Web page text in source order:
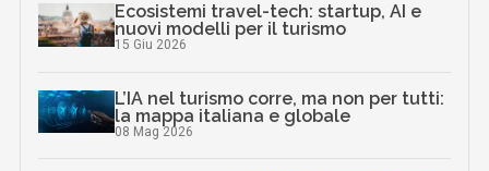
Ecosistemi travel-tech: startup, AI e
nuovi modelli per il turismo
15 Giu 2026
L’IA nel turismo corre, ma non per tutti:
la mappa italiana e globale
08 Mag 2026